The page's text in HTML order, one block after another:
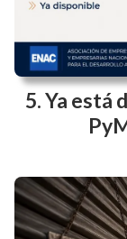
Martín
del ajuste